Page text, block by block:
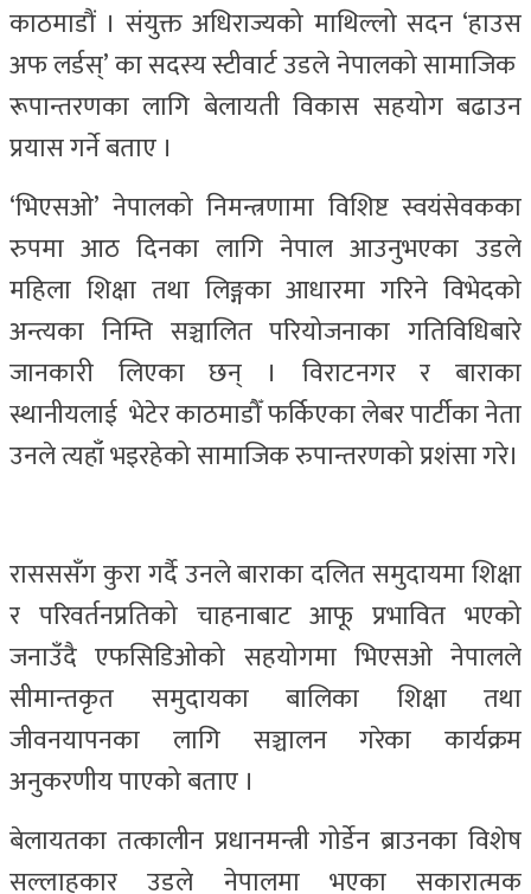
काठमाडौं । संयुक्त अधिराज्यको माथिल्लो सदन ‘हाउस
अफ लर्डस्’ का सदस्य स्टीवार्ट उडले नेपालको सामाजिक
रूपान्तरणका लागि बेलायती विकास सहयोग बढाउन
प्रयास गर्ने बताए ।
‘भिएसओ’ नेपालको निमन्त्रणामा विशिष्ट स्वयंसेवकका
रुपमा आठ दिनका लागि नेपाल आउनुभएका उडले
महिला शिक्षा तथा लिङ्गका आधारमा गरिने विभेदको
अन्त्यका निम्ति सञ्चालित परियोजनाका गतिविधिबारे
जानकारी लिएका छन् । विराटनगर र बाराका
स्थानीयलाई भेटेर काठमाडौँ फर्किएका लेबर पार्टीका नेता
उनले त्यहाँ भइरहेको सामाजिक रुपान्तरणको प्रशंसा गरे।
रासससँग कुरा गर्दै उनले बाराका दलित समुदायमा शिक्षा
र परिवर्तनप्रतिको चाहनाबाट आफू प्रभावित भएको
जनाउँदै एफसिडिओको सहयोगमा भिएसओ नेपालले
सीमान्तकृत समुदायका बालिका शिक्षा तथा
जीवनयापनका लागि सञ्चालन गरेका कार्यक्रम
अनुकरणीय पाएको बताए ।
बेलायतका तत्कालीन प्रधानमन्त्री गोर्डेन ब्राउनका विशेष
सल्लाहकार उडले नेपालमा भएका सकारात्मक